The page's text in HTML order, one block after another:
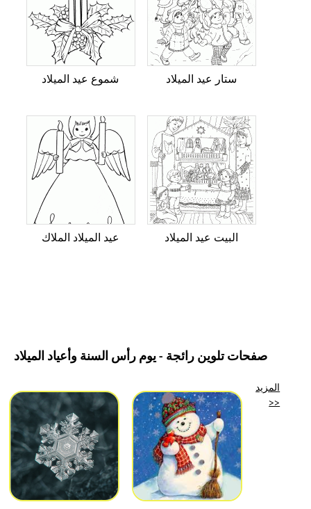
شموع عيد الميلاد ستار عيد الميلاد
عيد الميلاد الملاك البيت عيد الميلاد
صفحات تلوين رائجة - يوم رأس السنة وأعياد الميلاد
المزيد
>>